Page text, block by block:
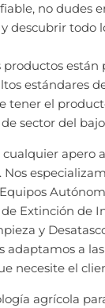
no dudes
descubrir todo
productos están
estándares
tener el
sector del
apero
Nos
Extinción de
y
adaptamos a
necesite el
agrícola